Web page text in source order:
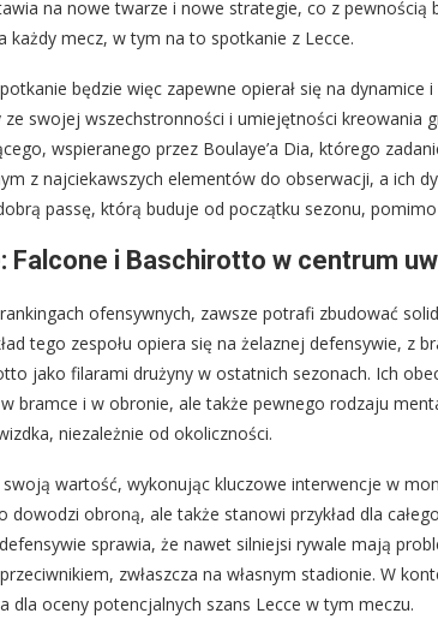
na nowe twarze i nowe strategie, co z pewnością
każdy mecz, w tym na to spotkanie z Lecce.
będzie więc zapewne opierał się na dynamice
swojej wszechstronności i umiejętności kreowania
wspieranego przez Boulaye’a Dia, którego
z najciekawszych elementów do obserwacji, a ich
passę, którą buduje od początku sezonu,
Falcone i Baschirotto w centrum
ofensywnych, zawsze potrafi zbudować
tego zespołu opiera się na żelaznej defensywie, z
jako filarami drużyny w ostatnich sezonach. Ich
bramce i w obronie, ale także pewnego rodzaju
niezależnie od okoliczności.
wartość, wykonując kluczowe interwencje w
obroną, ale także stanowi przykład dla
sprawia, że nawet silniejsi rywale mają
zwłaszcza na własnym stadionie. W
dla oceny potencjalnych szans Lecce w tym meczu.